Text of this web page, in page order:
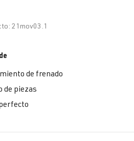
21mov03.1
de frenado
de piezas